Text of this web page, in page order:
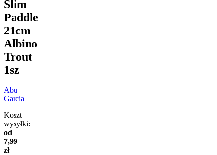
Slim
Paddle
21cm
Albino
Trout
1sz
Abu
Garcia
Koszt
wysyłki:
od
7,99
zł